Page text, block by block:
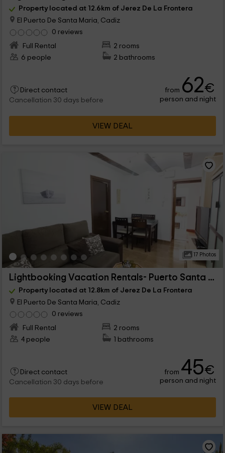
Property located at 12.6km of Jerez De La Frontera
El Puerto De Santa Maria, Cadiz
0 reviews
Full Rental
2 rooms
6 people
2 bathrooms
Direct contact
Cancellation 30 days before
from 62€
person and night
VIEW DEAL
17 Photos
Lightbooking Vacation Rentals- Puerto Santa María
Property located at 12.8km of Jerez De La Frontera
El Puerto De Santa Maria, Cadiz
0 reviews
Full Rental
2 rooms
4 people
1 bathrooms
Direct contact
Cancellation 30 days before
from 45€
person and night
VIEW DEAL